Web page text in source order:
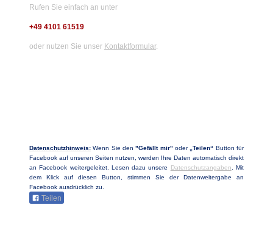
Rufen Sie einfach an unter
+49 4101 61519
oder nutzen Sie unser Kontaktformular.
Datenschutzhinweis: Wenn Sie den"Gefällt mir" oder „Teilen“ Button für
Facebook auf unseren Seiten nutzen, werden Ihre Daten automatisch direkt
an Facebook weitergeleitet. Lesen dazu unsere
Datenschutzangaben . Mit
dem Klick auf diesen Button, stimmen Sie der Datenweitergabe an
Facebook ausdrücklich zu.
Teilen